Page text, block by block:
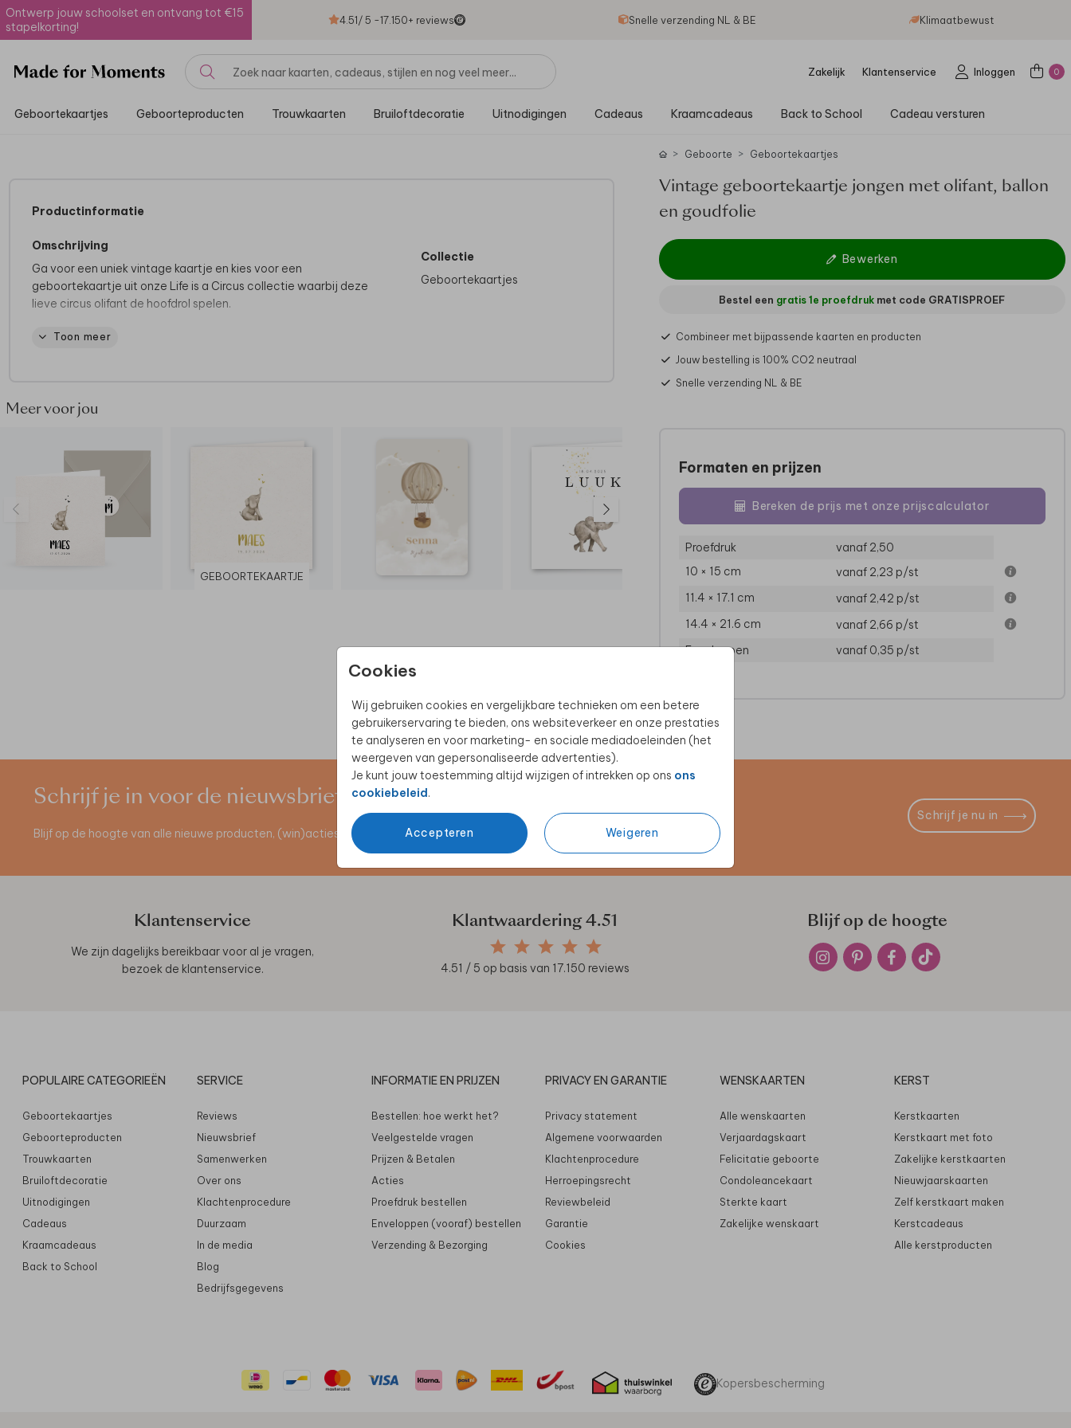
Ontwerp jouw schoolset en ontvang tot €15
stapelkorting!
4.51/ 5 -17.150+ reviews Snelle verzending NL & BE Klimaatbewust
Zakelijk Klantenservice Inloggen 0
Geboortekaartjes Geboorteproducten Trouwkaarten Bruiloftdecoratie Uitnodigingen Cadeaus Kraamcadeaus Back to School Cadeau versturen
Cookies
Wij gebruiken cookies en vergelijkbare technieken om een betere
gebruikerservaring te bieden, ons websiteverkeer en onze prestaties
te analyseren en voor marketing- en sociale mediadoeleinden (het
weergeven van gepersonaliseerde advertenties).
Je kunt jouw toestemming altijd wijzigen of intrekken op ons ons
cookiebeleid.
Accepteren Weigeren
Productinformatie
Omschrijving
Ga voor een uniek vintage kaartje en kies voor een
geboortekaartje uit onze Life is a Circus collectie waarbij deze
lieve circus olifant de hoofdrol spelen.
Tips van onze makers:
plakken met een
Hoe kondig jij de geboorte van de kleine aan? Vraag het
ontwerp aan de hele buurt!
Toon meer
Collectie
Geboortekaartjes
Meer voor jou
GEBOORTEKAARTJE GEBOORTEBORD
Geboorte Geboortekaartjes
Vintage geboortekaartje jongen met olifant, ballon
en goudfolie
Bewerken
Bestel een gratis 1e proefdruk met code GRATISPROEF
Combineer met bijpassende kaarten en producten
Jouw bestelling is 100% CO2 neutraal
Snelle verzending NL & BE
Formaten en prijzen
Bereken de prijs met onze prijscalculator
Proefdruk
vanaf 2,50
10 × 15 cm
vanaf 2,23 p/st
11.4 × 17.1 cm
vanaf 2,42 p/st
14.4 × 21.6 cm
vanaf 2,66 p/st
Enveloppen
vanaf 0,35 p/st
Schrijf je in voor de nieuwsbrief
Blijf op de hoogte van alle nieuwe producten, (win)acties en unieke samenwerkingen!
Schrijf je nu in
Klantenservice
We zijn dagelijks bereikbaar voor al je vragen,
bezoek de klantenservice.
Klantwaardering4.51
4.51 / 5 op basis van 17.150 reviews
Blijf op de hoogte
POPULAIRE CATEGORIEËN
Geboortekaartjes
Geboorteproducten
Trouwkaarten
Bruiloftdecoratie
Uitnodigingen
Cadeaus
Kraamcadeaus
Back to School
SERVICE
Reviews
Nieuwsbrief
Samenwerken
Over ons
Klachtenprocedure
Duurzaam
In de media
Blog
Bedrijfsgegevens
INFORMATIE EN PRIJZEN
Bestellen: hoe werkt het?
Veelgestelde vragen
Prijzen & Betalen
Acties
Proefdruk bestellen
Enveloppen (vooraf) bestellen
Verzending & Bezorging
PRIVACY EN GARANTIE
Privacy statement
Algemene voorwaarden
Klachtenprocedure
Herroepingsrecht
Reviewbeleid
Garantie
Cookies
WENSKAARTEN
Alle wenskaarten
Verjaardagskaart
Felicitatie geboorte
Condoleancekaart
Sterkte kaart
Zakelijke wenskaart
KERST
Kerstkaarten
Kerstkaart met foto
Zakelijke kerstkaarten
Nieuwjaarskaarten
Zelf kerstkaart maken
Kerstcadeaus
Alle kerstproducten
Kopersbescherming